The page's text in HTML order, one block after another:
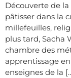
Découverte de
pâtisser dans la
millefeuilles,
plus tard, Sacha
chambre des
apprentissage
enseignes de la